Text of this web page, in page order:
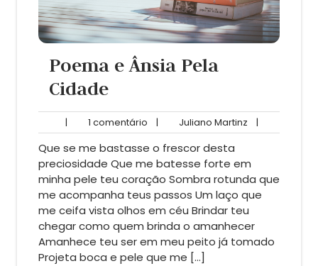
Poema e Ânsia Pela
Cidade
| 1 comentário
comentário
| Juliano Martinz Juliano
Martinz
|
Que se me bastasse o frescor desta
preciosidade Que me batesse forte em
minha pele teu coração Sombra rotunda que
me acompanha teus passos Um laço que
me ceifa vista olhos em céu Brindar teu
chegar como quem brinda o amanhecer
Amanhece teu ser em meu peito já tomado
Projeta boca e pele que me […]